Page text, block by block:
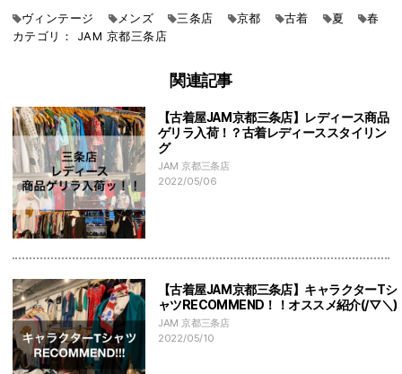
ヴィンテージ メンズ 三条店 京都 古着 夏
春
カテゴリ： JAM 京都三条店
関連記事
【古着屋JAM京都三条店】レディース商品
ゲリラ入荷！？古着レディーススタイリン
グ
JAM 京都三条店
2022/05/06
【古着屋JAM京都三条店】キャラクターTシ
ャツRECOMMEND！！オススメ紹介(/▽＼)
JAM 京都三条店
2022/05/10